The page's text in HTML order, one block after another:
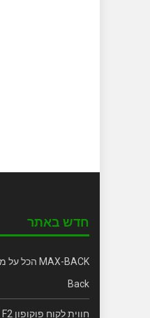
חדש באתר
Back